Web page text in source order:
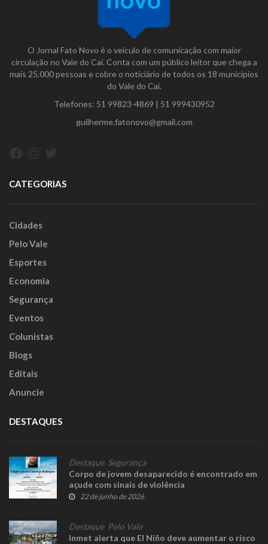
O Jornal Fato Novo é o veículo de comunicação com maior
circulação no Vale do Caí. Conta com um público leitor que chega a
mais 25.000 pessoas e cobre o noticiário de todos os 18 municípios
do Vale do Caí.
Telefones: 51 99823-4869 | 51 999430952
guilherme.fatonovo@gmail.com
CATEGORIAS
Cidades
Pelo Vale
Esportes
Economia
Segurança
Eventos
Colunistas
Blogs
Editais
Anuncie
DESTAQUES
Destaque, Segurança
Corpo de jovem desaparecido é encontrado em
açude com sinais de violência
22 de junho de 2026
Destaque, Pelo Vale
Inmet alerta que El Niño deve aumentar o risco